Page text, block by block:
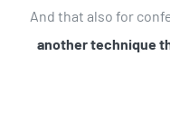
And that also for
another technique